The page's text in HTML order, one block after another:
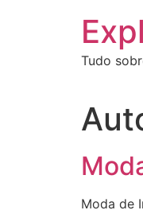
Tudo
Moda de